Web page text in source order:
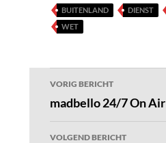
BUITENLAND DIENST
WET
Bericht
navigatie
VORIG BERICHT
madbello 24/7 On Air
VOLGEND BERICHT